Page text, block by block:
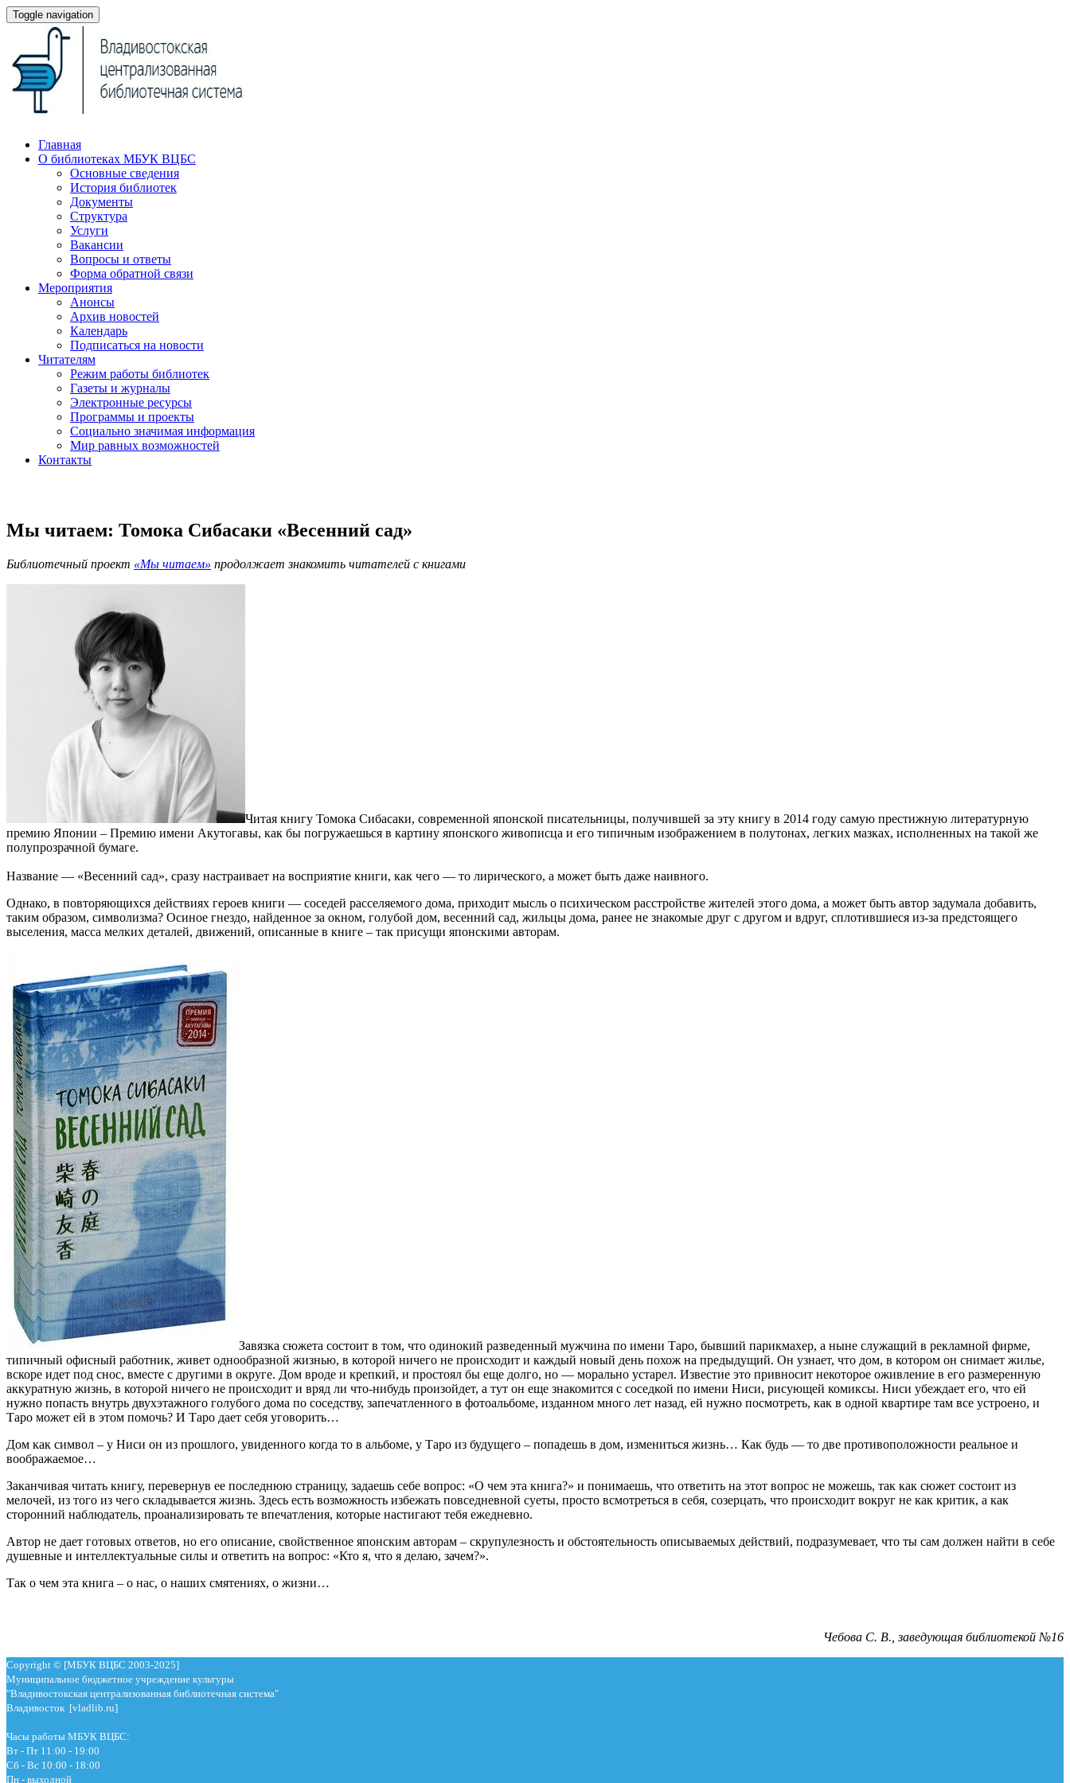
Toggle navigation
Главная
О библиотеках МБУК ВЦБС
Основные сведения
История библиотек
Документы
Структура
Услуги
Вакансии
Вопросы и ответы
Форма обратной связи
Мероприятия
Анонсы
Архив новостей
Календарь
Подписаться на новости
Читателям
Режим работы библиотек
Газеты и журналы
Электронные ресурсы
Программы и проекты
Социально значимая информация
Мир равных возможностей
Контакты
Мы читаем: Томока Сибасаки «Весенний сад»
Библиотечный проект «Мы читаем» продолжает знакомить читателей с книгами
Читая книгу Томока Сибасаки, современной японской писательницы, получившей за эту книгу в 2014 году самую престижную литературную
премию Японии – Премию имени Акутогавы, как бы погружаешься в картину японского живописца и его типичным изображением в полутонах, легких мазках, исполненных на такой же
полупрозрачной бумаге.
Название — «Весенний сад», сразу настраивает на восприятие книги, как чего — то лирического, а может быть даже наивного.
Однако, в повторяющихся действиях героев книги — соседей расселяемого дома, приходит мысль о психическом расстройстве жителей этого дома, а может быть автор задумала добавить,
таким образом, символизма? Осиное гнездо, найденное за окном, голубой дом, весенний сад, жильцы дома, ранее не знакомые друг с другом и вдруг, сплотившиеся из-за предстоящего
выселения, масса мелких деталей, движений, описанные в книге – так присущи японскими авторам.
Завязка сюжета состоит в том, что одинокий разведенный мужчина по имени Таро, бывший парикмахер, а ныне служащий в рекламной фирме,
типичный офисный работник, живет однообразной жизнью, в которой ничего не происходит и каждый новый день похож на предыдущий. Он узнает, что дом, в котором он снимает жилье,
вскоре идет под снос, вместе с другими в округе. Дом вроде и крепкий, и простоял бы еще долго, но — морально устарел. Известие это привносит некоторое оживление в его размеренную
аккуратную жизнь, в которой ничего не происходит и вряд ли что-нибудь произойдет, а тут он еще знакомится с соседкой по имени Ниси, рисующей комиксы. Ниси убеждает его, что ей
нужно попасть внутрь двухэтажного голубого дома по соседству, запечатленного в фотоальбоме, изданном много лет назад, ей нужно посмотреть, как в одной квартире там все устроено, и
Таро может ей в этом помочь? И Таро дает себя уговорить…
Дом как символ – у Ниси он из прошлого, увиденного когда то в альбоме, у Таро из будущего – попадешь в дом, измениться жизнь… Как будь — то две противоположности реальное и
воображаемое…
Заканчивая читать книгу, перевернув ее последнюю страницу, задаешь себе вопрос: «О чем эта книга?» и понимаешь, что ответить на этот вопрос не можешь, так как сюжет состоит из
мелочей, из того из чего складывается жизнь. Здесь есть возможность избежать повседневной суеты, просто всмотреться в себя, созерцать, что происходит вокруг не как критик, а как
сторонний наблюдатель, проанализировать те впечатления, которые настигают тебя ежедневно.
Автор не дает готовых ответов, но его описание, свойственное японским авторам – скрупулезность и обстоятельность описываемых действий, подразумевает, что ты сам должен найти в себе
душевные и интеллектуальные силы и ответить на вопрос: «Кто я, что я делаю, зачем?».
Так о чем эта книга – о нас, о наших смятениях, о жизни…
Чебова С. В., заведующая библиотекой №16
Copyright © [МБУК ВЦБС 2003-2025]
Муниципальное бюджетное учреждение культуры
"Владивостокская централизованная библиотечная система"
Владивосток [vladlib.ru]
Часы работы МБУК ВЦБС:
Вт - Пт 11:00 - 19:00
Сб - Вс 10:00 - 18:00
Пн - выходной